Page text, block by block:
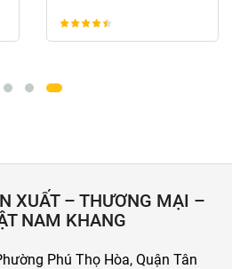
XUẤT – THƯƠNG MẠI –
NAM KHANG
Phú Thọ Hòa, Quận Tân